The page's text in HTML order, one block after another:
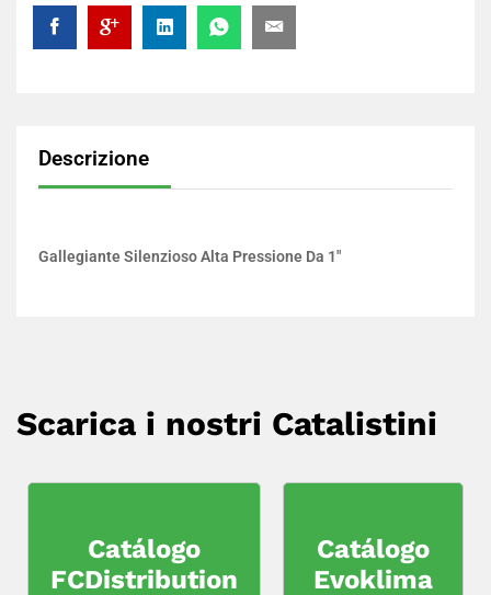
Descrizione
Gallegiante Silenzioso Alta Pressione Da 1″
Scarica i nostri Catalistini
Catálogo
FCDistribution
Catálogo
Evoklima